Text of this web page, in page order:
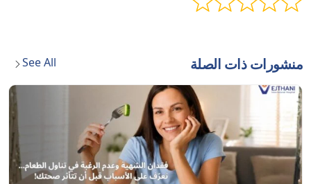
منشورات ذات الصلة See All